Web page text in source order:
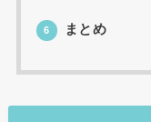
6 まとめ